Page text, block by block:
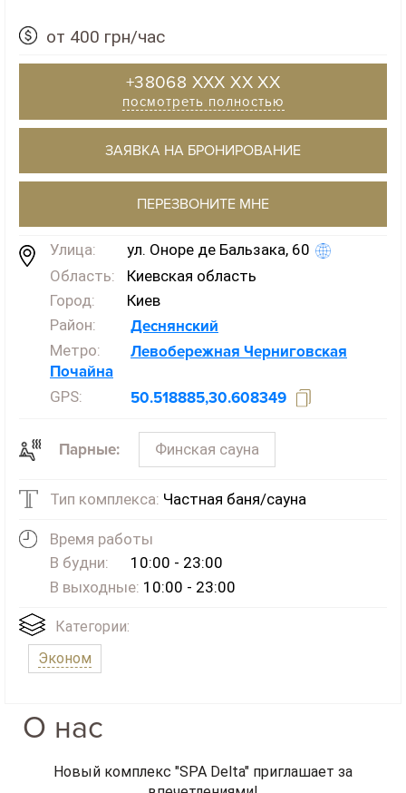
от 400 грн/час
+38068 XXX XX XX
посмотреть полностью
ЗАЯВКА НА БРОНИРОВАНИЕ
ПЕРЕЗВОНИТЕ МНЕ
Улица:
ул. Оноре де Бальзака, 60
Область:
Киевская область
Город:
Киев
Район:
Деснянский
Метро: Левобережная Черниговская
Почайна
GPS: 50.518885,30.608349
Парные: Финская сауна
Тип комплекса: Частная баня/сауна
Время работы
В будни:
10:00 - 23:00
В выходные: 10:00 - 23:00
Категории:
Эконом
О нас
Новый комплекс "SPA Delta" приглашает за